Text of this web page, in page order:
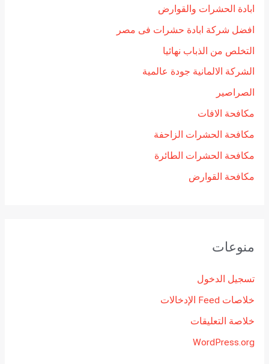
ابادة الحشرات والقوارض
افضل شركة ابادة حشرات فى مصر
التخلص من الذباب نهائيا
الشركة الالمانية جودة عالمية
الصراصير
مكافحة الافات
مكافحة الحشرات الزاحفة
مكافحة الحشرات الطائرة
مكافحة القوارض
منوعات
تسجيل الدخول
خلاصات Feed الإدخالات
خلاصة التعليقات
WordPress.org